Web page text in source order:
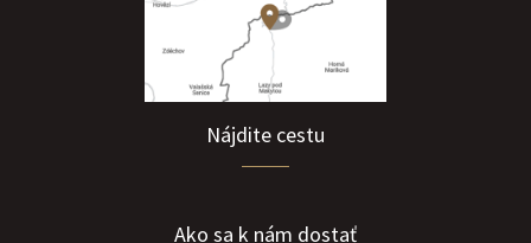
Nájdite cestu
Ako sa k nám dostať